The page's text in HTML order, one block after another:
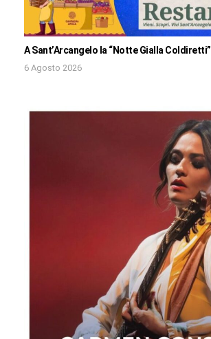
A Sant’Arcangelo la “Notte Gialla Coldiretti”
6 Agosto 2026